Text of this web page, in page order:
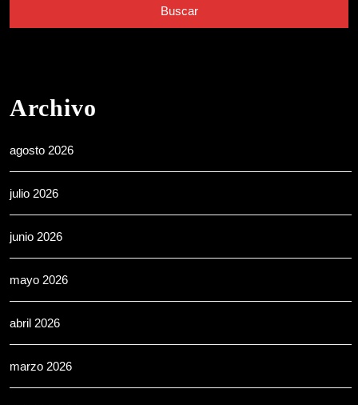
Archivo
agosto 2026
julio 2026
junio 2026
mayo 2026
abril 2026
marzo 2026